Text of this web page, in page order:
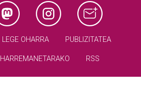
LEGE OHARRA PUBLIZITATEA
HARREMANETARAKO RSS